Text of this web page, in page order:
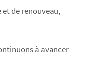
et de renouveau,
à avancer